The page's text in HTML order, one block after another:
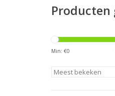
Producten
Min: €0